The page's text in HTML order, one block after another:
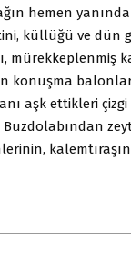
hemen
küllüğü ve dün
mürekkeplenmiş
konuşma
aşk ettikleri çizgi